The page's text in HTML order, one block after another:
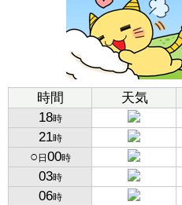
時間 天気
18時
21時
○ 日 00時
03時
06時